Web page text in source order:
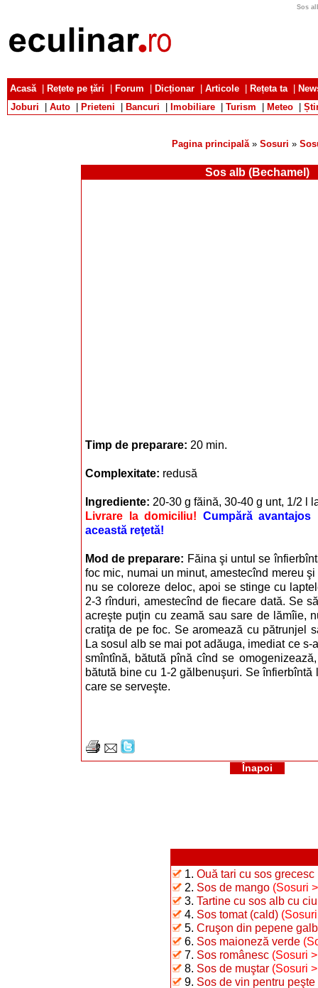
Sos
Acasă| Rețete pe țări Forum Dicționar Articole Rețeta ta|
Joburi
Auto Prieteni Bancuri Imobiliare Turism Meteo
Pagina principală» Sosuri »
Sos alb (Bechamel)
Timp de preparare: 20 min.
Complexitate: redusă
Ingrediente: 20-30 g făină, 30-40 g unt, 1/2 l
Livrare la domiciliu! Cumpără avantajos
această reţetă!
Mod de preparare: Făina şi untul se
foc mic, numai un minut, amestecînd mereu
nu se coloreze deloc, apoi se stinge cu
2-3 rînduri, amestecînd de fiecare dată. Se
acreşte puţin cu zeamă sau sare de lămîie,
cratiţa de pe foc. Se aromează cu pătrunjel
La sosul alb se mai pot adăuga, imediat ce s-
smîntînă, bătută pînă cînd se
bătută bine cu 1-2 gălbenuşuri. Se înfierbîntă
care se serveşte.
Înapoi
1. Ouă tari cu sos grecesc
2. Sos de mango (Sosuri
3. Tartine cu sos alb cu
4. Sos tomat (cald)
5. Cruşon din pepene
6. Sos maioneză verde
7. Sos românesc (Sosuri
8. Sos de muştar (Sosuri
9. Sos de vin pentru peşte